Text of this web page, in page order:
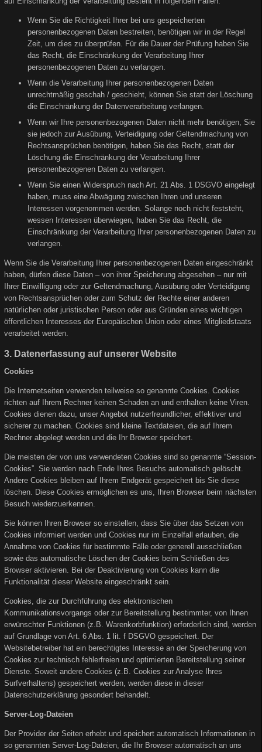
Wenn Sie die Richtigkeit Ihrer bei uns gespeicherten
personenbezogenen Daten bestreiten, benötigen wir in der Regel
Zeit, um dies zu überprüfen. Für die Dauer der Prüfung haben Sie
das Recht, die Einschränkung der Verarbeitung Ihrer
personenbezogenen Daten zu verlangen.
Wenn die Verarbeitung Ihrer personenbezogenen Daten
unrechtmäßig geschah / geschieht, können Sie statt der Löschung
die Einschränkung der Datenverarbeitung verlangen.
Wenn wir Ihre personenbezogenen Daten nicht mehr benötigen, Sie
sie jedoch zur Ausübung, Verteidigung oder Geltendmachung von
Rechtsansprüchen benötigen, haben Sie das Recht, statt der
Löschung die Einschränkung der Verarbeitung Ihrer
personenbezogenen Daten zu verlangen.
Wenn Sie einen Widerspruch nach Art. 21 Abs. 1 DSGVO eingelegt
haben, muss eine Abwägung zwischen Ihren und unseren
Interessen vorgenommen werden. Solange noch nicht feststeht,
wessen Interessen überwiegen, haben Sie das Recht, die
Einschränkung der Verarbeitung Ihrer personenbezogenen Daten zu
verlangen.
Wenn Sie die Verarbeitung Ihrer personenbezogenen Daten eingeschränkt
haben, dürfen diese Daten – von ihrer Speicherung abgesehen – nur mit
Ihrer Einwilligung oder zur Geltendmachung, Ausübung oder Verteidigung
von Rechtsansprüchen oder zum Schutz der Rechte einer anderen
natürlichen oder juristischen Person oder aus Gründen eines wichtigen
öffentlichen Interesses der Europäischen Union oder eines Mitgliedstaats
verarbeitet werden.
3. Datenerfassung auf unserer Website
Cookies
Die Internetseiten verwenden teilweise so genannte Cookies. Cookies
richten auf Ihrem Rechner keinen Schaden an und enthalten keine Viren.
Cookies dienen dazu, unser Angebot nutzerfreundlicher, effektiver und
sicherer zu machen. Cookies sind kleine Textdateien, die auf Ihrem
Rechner abgelegt werden und die Ihr Browser speichert.
Die meisten der von uns verwendeten Cookies sind so genannte “Session-
Cookies”. Sie werden nach Ende Ihres Besuchs automatisch gelöscht.
Andere Cookies bleiben auf Ihrem Endgerät gespeichert bis Sie diese
löschen. Diese Cookies ermöglichen es uns, Ihren Browser beim nächsten
Besuch wiederzuerkennen.
Sie können Ihren Browser so einstellen, dass Sie über das Setzen von
Cookies informiert werden und Cookies nur im Einzelfall erlauben, die
Annahme von Cookies für bestimmte Fälle oder generell ausschließen
sowie das automatische Löschen der Cookies beim Schließen des
Browser aktivieren. Bei der Deaktivierung von Cookies kann die
Funktionalität dieser Website eingeschränkt sein.
Cookies, die zur Durchführung des elektronischen
Kommunikationsvorgangs oder zur Bereitstellung bestimmter, von Ihnen
erwünschter Funktionen (z.B. Warenkorbfunktion) erforderlich sind, werden
auf Grundlage von Art. 6 Abs. 1 lit. f DSGVO gespeichert. Der
Websitebetreiber hat ein berechtigtes Interesse an der Speicherung von
Cookies zur technisch fehlerfreien und optimierten Bereitstellung seiner
Dienste. Soweit andere Cookies (z.B. Cookies zur Analyse Ihres
Surfverhaltens) gespeichert werden, werden diese in dieser
Datenschutzerklärung gesondert behandelt.
Server-Log-Dateien
Der Provider der Seiten erhebt und speichert automatisch Informationen in
so genannten Server-Log-Dateien, die Ihr Browser automatisch an uns